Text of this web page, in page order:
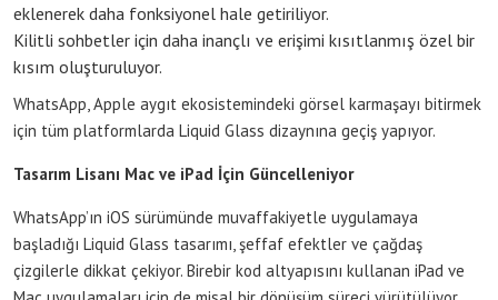
eklenerek daha fonksiyonel hale getiriliyor.
Kilitli sohbetler için daha inançlı ve erişimi kısıtlanmış özel bir
kısım oluşturuluyor.
WhatsApp, Apple aygıt ekosistemindeki görsel karmaşayı bitirmek
için tüm platformlarda Liquid Glass dizaynına geçiş yapıyor.
Tasarım Lisanı Mac ve iPad İçin Güncelleniyor
WhatsApp’ın iOS sürümünde muvaffakiyetle uygulamaya
başladığı Liquid Glass tasarımı, şeffaf efektler ve çağdaş
çizgilerle dikkat çekiyor. Birebir kod altyapısını kullanan iPad ve